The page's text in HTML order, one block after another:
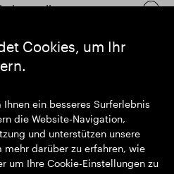
Cookies, um Ihr
ein besseres Surferlebnis
die Website-Navigation,
und unterstützen unsere
mehr darüber zu erfahren, wie
um Ihre Cookie-Einstellungen zu
herstellen
https://www.linkedin.com/
Place, London W1S 2HR
Nr. 167591